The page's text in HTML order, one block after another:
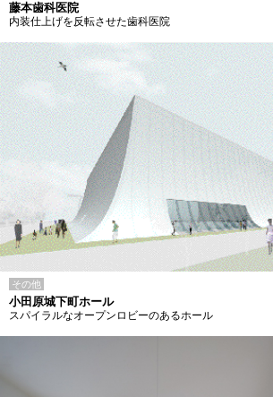
藤本歯科医院
内装仕上げを反転させた歯科医院
その他
小田原城下町ホール
スパイラルなオープンロビーのあるホール